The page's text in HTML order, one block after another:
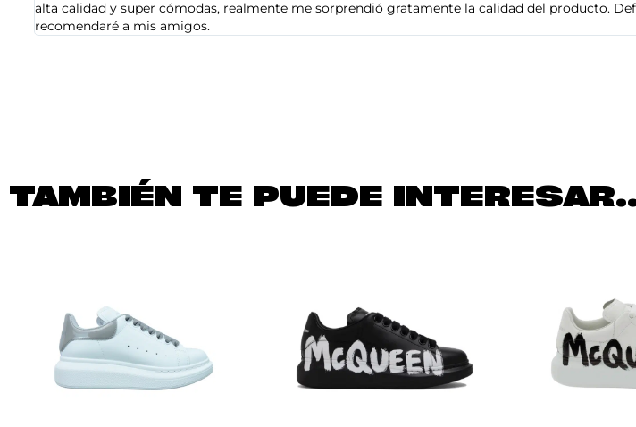
alta calidad y super cómodas, realmente me sorprendió gratamente la calidad del producto.
recomendaré a mis amigos.
TAMBIÉN TE PUEDE